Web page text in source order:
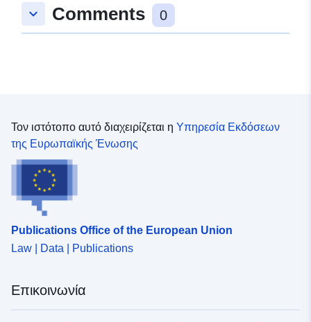
keyboard_arrow_down Comments 0
Τον ιστότοπο αυτό διαχειρίζεται η Υπηρεσία Εκδόσεων
της Ευρωπαϊκής Ένωσης
Publications Office of the European Union
Law | Data | Publications
Επικοινωνία